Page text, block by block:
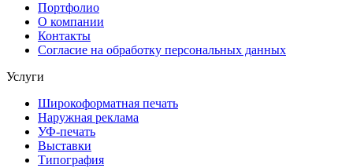
Портфолио
О компании
Контакты
Согласие на обработку персональных данных
Услуги
Широкоформатная печать
Наружная реклама
УФ-печать
Выставки
Типография